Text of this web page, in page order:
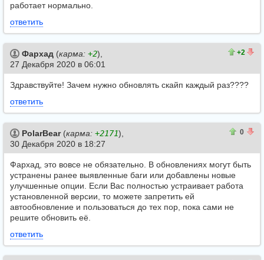
работает нормально.
ответить
+2
Фархад (карма: +2),
27 Декабря 2020 в 06:01
Здравствуйте! Зачем нужно обновлять скайп каждый раз????
ответить
0
PolarBear(карма: +2171),
30 Декабря 2020 в 18:27
Фархад, это вовсе не обязательно. В обновлениях могут быть
устранены ранее выявленные баги или добавлены новые
улучшенные опции. Если Вас полностью устраивает работа
установленной версии, то можете запретить ей
автообновление и пользоваться до тех пор, пока сами не
решите обновить её.
ответить